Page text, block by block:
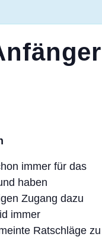
immer für das
haben
Zugang dazu
immer
Ratschläge zu